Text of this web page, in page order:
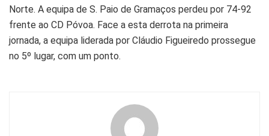
Norte. A equipa de S. Paio de Gramaços perdeu por 74-92
frente ao CD Póvoa. Face a esta derrota na primeira
jornada, a equipa liderada por Cláudio Figueiredo prossegue
no 5º lugar, com um ponto.